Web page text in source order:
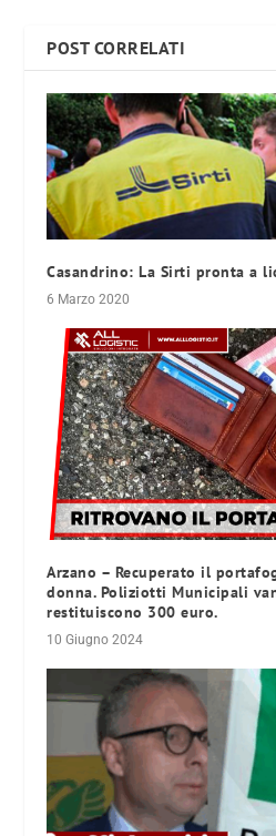
POST CORRELATI
Casandrino: La Sirti pronta a
6 Marzo 2020
Arzano – Recuperato il
donna. Poliziotti Municipali
restituiscono 300 euro.
10 Giugno 2024